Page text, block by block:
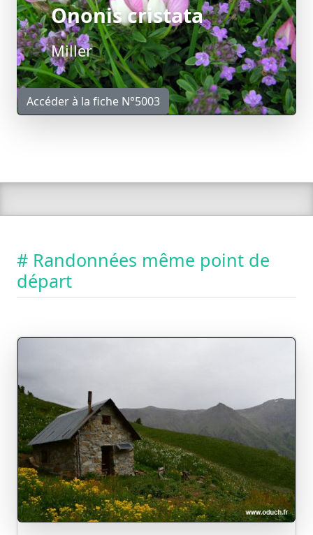
Ononis cristata
Miller
Accéder à la fiche N°5003
# Randonnées même point de
départ